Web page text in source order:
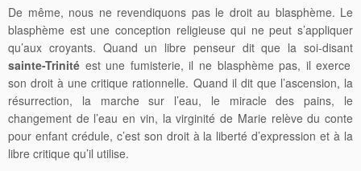
De même, nous ne revendiquons pas le droit au blasphème. Le
blasphème est une conception religieuse qui ne peut s’appliquer
qu’aux croyants. Quand un libre penseur dit que la soi-disant
sainte-Trinité est une fumisterie, il ne blasphème pas, il exerce
son droit à une critique rationnelle. Quand il dit que l’ascension, la
résurrection, la marche sur l’eau, le miracle des pains, le
changement de l’eau en vin, la virginité de Marie relève du conte
pour enfant crédule, c’est son droit à la liberté d’expression et à la
libre critique qu’il utilise.